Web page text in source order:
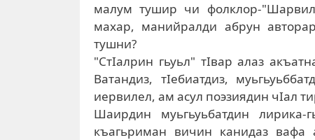
малум тушир чи фолклор-
махар, манийралди абрун
тушни?
"СтIалрин гьуьл" тIвар алаз
Ватандиз, тIебиатдиз,
иервилел, ам асул поэзиядин чIал
Шаирдин муьгьуьбатдин
къагьриман вичин канидаз